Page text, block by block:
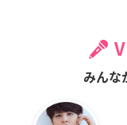
みんな